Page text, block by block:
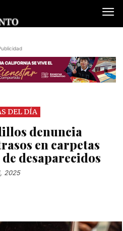
DEL DÍA
denuncia
en carpetas
desaparecidos
2025